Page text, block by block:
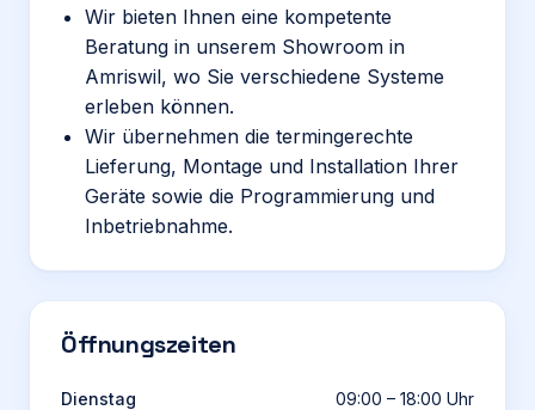
Wir bieten Ihnen eine kompetente
Beratung in unserem Showroom in
Amriswil, wo Sie verschiedene Systeme
erleben können.
Wir übernehmen die termingerechte
Lieferung, Montage und Installation Ihrer
Geräte sowie die Programmierung und
Inbetriebnahme.
Öffnungszeiten
Dienstag 09:00 – 18:00 Uhr